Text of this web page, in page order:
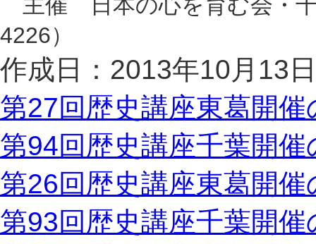
4226）
作成日：2013年10月13日
第27回歴史講座東葛開催
第94回歴史講座千葉開催
第26回歴史講座東葛開催
第93回歴史講座千葉開催